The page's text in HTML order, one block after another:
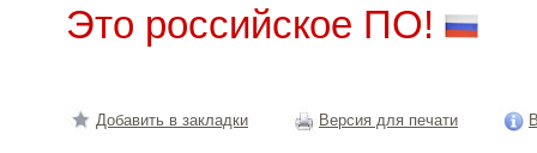
Это российское ПО!
Добавить в закладки Версия для печати